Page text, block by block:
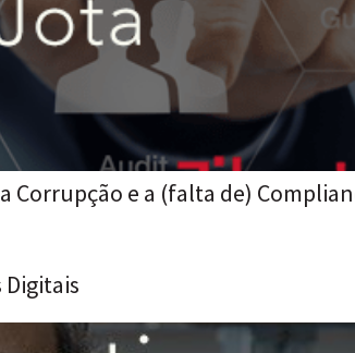
e a (falta de)